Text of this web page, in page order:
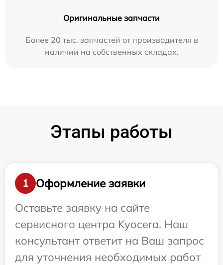
Оригинальные запчасти
Более 20 тыс. запчастей от производителя в
наличии на собственных складах.
Этапы работы
1
Оформление заявки
Оставьте заявку на сайте
сервисного центра Kyocera. Наш
консультант ответит на Ваш запрос
для уточнения необходимых работ